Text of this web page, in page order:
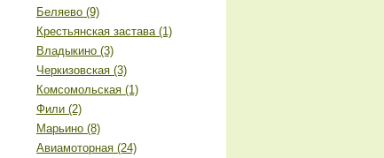
Беляево (9)
Крестьянская застава (1)
Владыкино (3)
Черкизовская (3)
Комсомольская (1)
Фили (2)
Марьино (8)
Авиамоторная (24)